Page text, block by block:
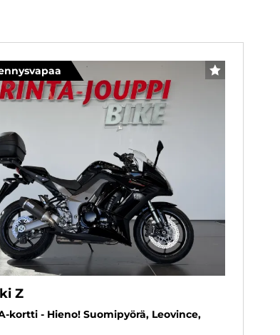
SUOSIKKI
Z
kortti - Hieno! Suomipyörä, Leovince,